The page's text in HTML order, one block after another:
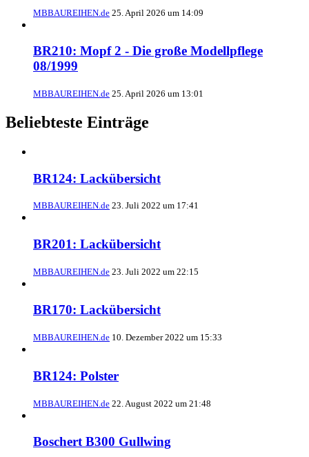
MBBAUREIHEN.de 25. April 2026 um 14:09
BR210: Mopf 2 - Die große Modellpflege
08/1999
MBBAUREIHEN.de 25. April 2026 um 13:01
Beliebteste Einträge
BR124: Lackübersicht
MBBAUREIHEN.de 23. Juli 2022 um 17:41
BR201: Lackübersicht
MBBAUREIHEN.de 23. Juli 2022 um 22:15
BR170: Lackübersicht
MBBAUREIHEN.de 10. Dezember 2022 um 15:33
BR124: Polster
MBBAUREIHEN.de 22. August 2022 um 21:48
Boschert B300 Gullwing